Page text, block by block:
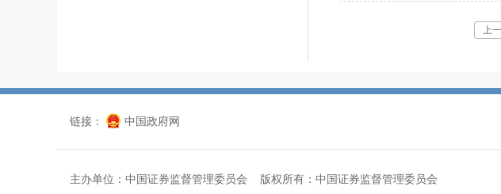
上
链接： 中国政府网
主办单位：中国证券监督管理委员会 版权所有：中国证券监督管理委员会